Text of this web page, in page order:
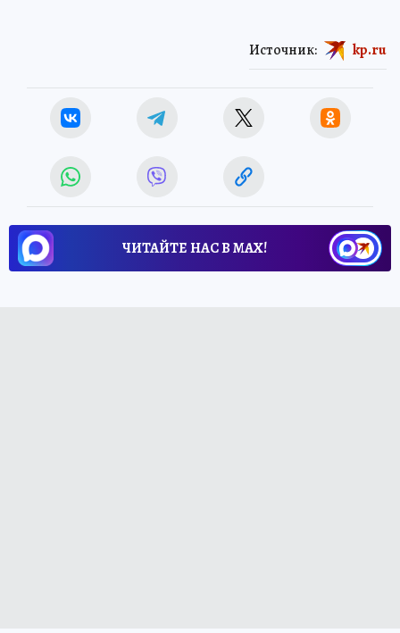
Источник: kp.ru
ЧИТАЙТЕ НАС В МАХ!